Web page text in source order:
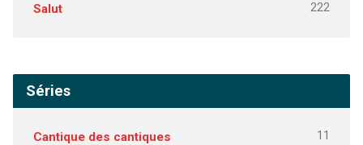
Salut 222
Séries
Cantique des cantiques 11